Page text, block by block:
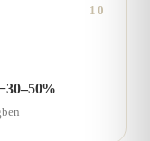
10